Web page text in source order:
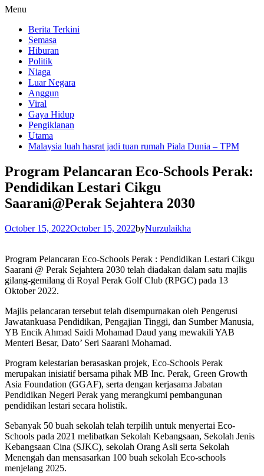
Menu
Berita Terkini
Semasa
Hiburan
Politik
Niaga
Luar Negara
Anggun
Viral
Gaya Hidup
Pengiklanan
Utama
Malaysia luah hasrat jadi tuan rumah Piala Dunia – TPM
Program Pelancaran Eco-Schools Perak:
Pendidikan Lestari Cikgu
Saarani@Perak Sejahtera 2030
October 15, 2022October 15, 2022byNurzulaikha
Program Pelancaran Eco-Schools Perak : Pendidikan Lestari Cikgu
Saarani @ Perak Sejahtera 2030 telah diadakan dalam satu majlis
gilang-gemilang di Royal Perak Golf Club (RPGC) pada 13
Oktober 2022.
Majlis pelancaran tersebut telah disempurnakan oleh Pengerusi
Jawatankuasa Pendidikan, Pengajian Tinggi, dan Sumber Manusia,
YB Encik Ahmad Saidi Mohamad Daud yang mewakili YAB
Menteri Besar, Dato’ Seri Saarani Mohamad.
Program kelestarian berasaskan projek, Eco-Schools Perak
merupakan inisiatif bersama pihak MB Inc. Perak, Green Growth
Asia Foundation (GGAF), serta dengan kerjasama Jabatan
Pendidikan Negeri Perak yang merangkumi pembangunan
pendidikan lestari secara holistik.
Sebanyak 50 buah sekolah telah terpilih untuk menyertai Eco-
Schools pada 2021 melibatkan Sekolah Kebangsaan, Sekolah Jenis
Kebangsaan Cina (SJKC), sekolah Orang Asli serta Sekolah
Menengah dan mensasarkan 100 buah sekolah Eco-schools
menjelang 2025.